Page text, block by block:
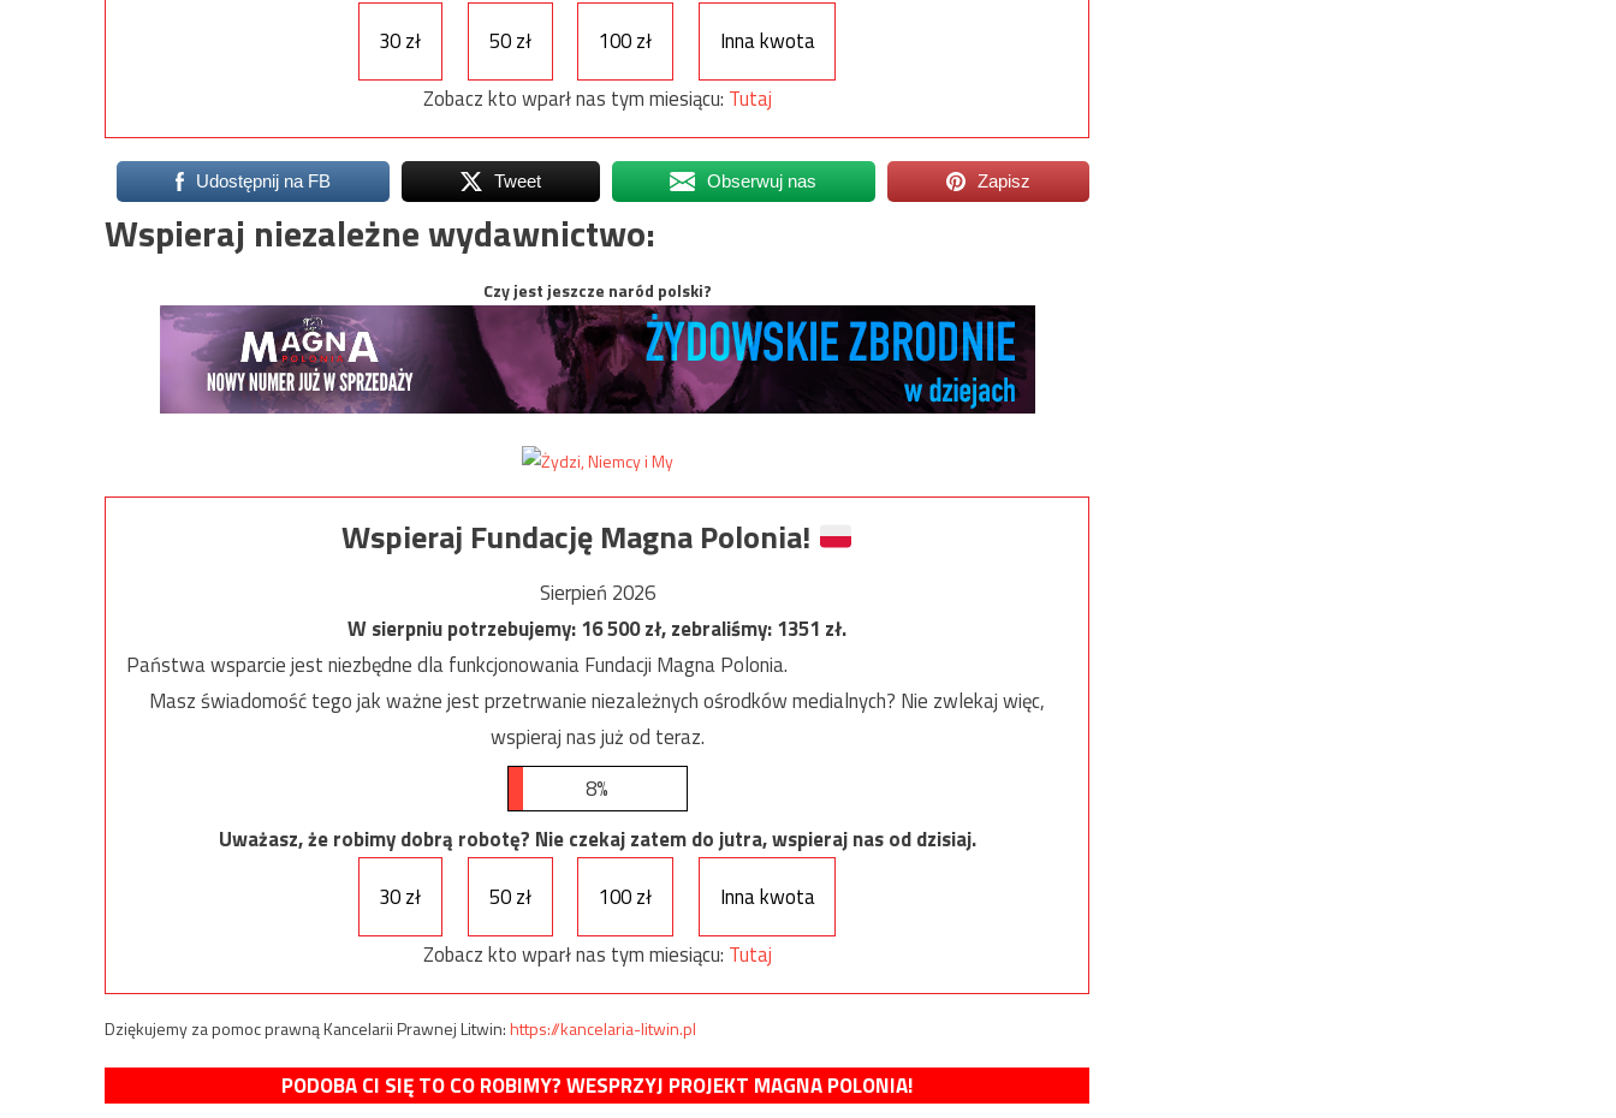
30 zł 50 zł 100 zł
Inna kwota
Zobacz kto wparł nas tym miesiącu: Tutaj
Udostępnij na FB Tweet Obserwuj nas Zapisz
Wspieraj niezależne wydawnictwo:
Czy jest jeszcze naród polski?
Wspieraj Fundację Magna Polonia!
Sierpień 2026
W sierpniu potrzebujemy:16 500zł, zebraliśmy:1351 zł.
Państwa wsparcie jest niezbędne dla funkcjonowania Fundacji Magna Polonia.
Masz świadomość tego jak ważne jest przetrwanie niezależnych ośrodków medialnych? Nie zwlekaj więc,
wspieraj nas już od teraz.
8%
Uważasz, że robimy dobrą robotę? Nie czekaj zatem do jutra, wspieraj nas od dzisiaj.
30 zł
50 zł 100 zł
Inna kwota
Zobacz kto wparł nas tym miesiącu: Tutaj
Dziękujemy za pomoc prawną Kancelarii Prawnej Litwin:https://kancelaria-litwin.pl
PODOBA CI SIĘ TO CO ROBIMY? WESPRZYJ PROJEKT MAGNA POLONIA!